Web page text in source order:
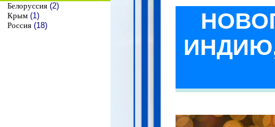
Белоруссия (2)
Крым (1)
Россия (18)